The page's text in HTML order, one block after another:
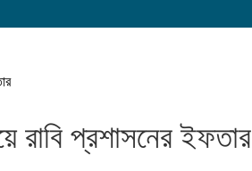
রাবি প্রশাসনের ইফতার